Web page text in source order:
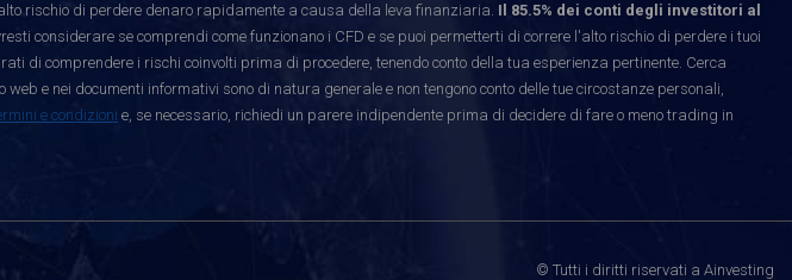
rischio di perdere denaro rapidamente a causa della leva finanziaria. Il 85.5% dei conti degli investitori al
considerare se comprendi come funzionano i CFD e se puoi permetterti di correre l'alto rischio di perdere i tuoi
di comprendere i rischi coinvolti prima di procedere, tenendo conto della tua esperienza pertinente. Cerca
e nei documenti informativi sono di natura generale e non tengono conto delle tue circostanze personali,
e condizioni e, se necessario, richiedi un parere indipendente prima di decidere di fare o meno trading in
© Tutti i diritti riservati a Ainvesting